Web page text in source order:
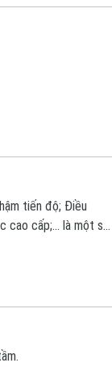
tiến độ; Điều
cao cấp;... là một số